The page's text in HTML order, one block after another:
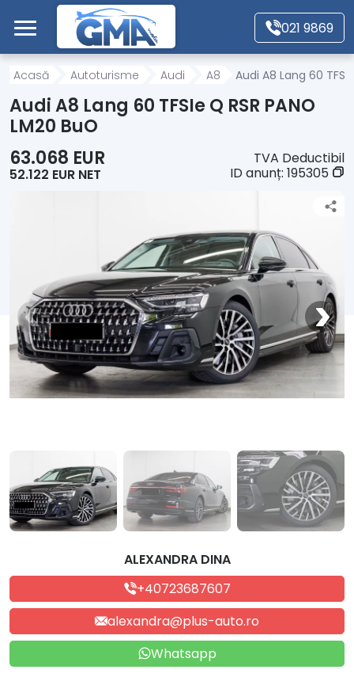
Mergi direct la conținutul principal
021 9869
Acasă
Autoturisme
Motociclete
Alte tipuri vehicule
Despre Noi
Contact
Acasă Autoturisme Audi A8 Audi A8 Lang 60
Audi A8 Lang 60 TFSIe Q RSR PANO
LM20 BuO
63.068 EUR
52.122 EUR NET
TVA Deductibil
ID anunț: 195305
ALEXANDRA DINA
+40723687607
alexandra@plus-auto.ro
Whatsapp